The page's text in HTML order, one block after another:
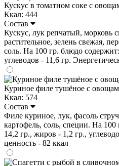
Кускус в томатном соке с
Ккал: 444
Состав
Кускус, лук репчатый, морковь
растительное, зелень свежая,
соль. На 100 гр. блюдо
углеводов - 11,6 гр.
Куриное филе тушёное с
Ккал: 574
Состав
Филе куриное, лук, фасоль
картофель, соль, специи. На
14,2 гр., жиров - 1,2 гр.,
ценность - 82 ккал